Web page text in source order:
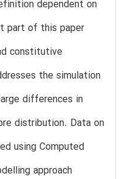
dependent on
part of this paper
constitutive
the simulation
differences in
distribution. Data on
using Computed
approach